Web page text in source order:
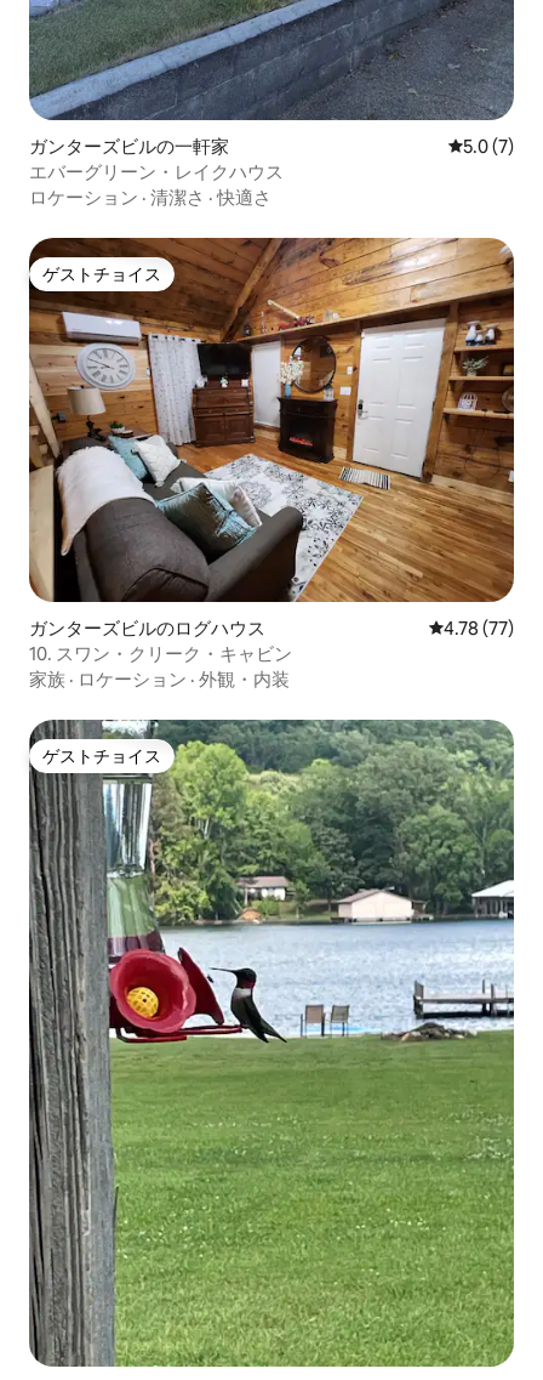
ガンターズビルの一軒家 レビュー7
5.0 (7)
エバーグリーン・レイクハウス
ロケーション · 清潔さ ·快適さ
ゲストチョイス
ゲストチョイス
ガンターズビルのログハウス レビュー77
4.78 (77)
10. スワン・クリーク・キャビン
家族 · ロケーション · 外観・内装
ゲストチョイス
ゲストチョイス